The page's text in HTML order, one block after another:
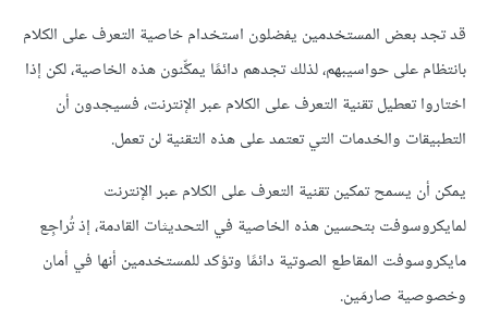
قد تجد بعض المستخدمين يفضلون استخدام خاصية التعرف على الكلام
بانتظام على حواسيبهم، لذلك تجدهم دائمًا يمكِّنون هذه الخاصية، لكن إذا
اختاروا تعطيل تقنية التعرف على الكلام عبر الإنترنت، فسيجدون أن
التطبيقات والخدمات التي تعتمد على هذه التقنية لن تعمل.
يمكن أن يسمح تمكين تقنية التعرف على الكلام عبر الإنترنت
لمايكروسوفت بتحسين هذه الخاصية في التحديثات القادمة، إذ تُراجِع
مايكروسوفت المقاطع الصوتية دائمًا وتؤكد للمستخدمين أنها في أمان
وخصوصية صارمَين.